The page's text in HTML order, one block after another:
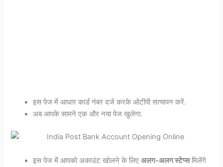
इस पेज में आधार कार्ड नंबर दर्ज करके ओटीपी सत्यापन करें.
अब आपके सामने एक और नया पेज खुलेगा.
इस पेज में आपको अकाउंट खोलने के लिएअलग-अलग स्टेप्समिलेंगे